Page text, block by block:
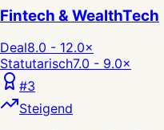
Fintech & WealthTech
Deal8.0 - 12.0×
Statutarisch7.0 - 9.0×
#3
Steigend